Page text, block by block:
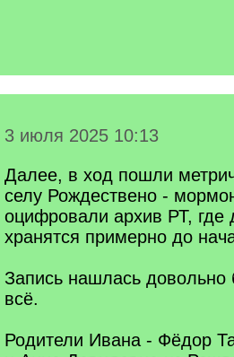
3 июля 2025 10:13
Далее, в ход пошли
селу Рождествено -
оцифровали архив РТ, где
хранятся примерно до
Запись нашлась довольно
всё.
Родители Ивана - Фёдор